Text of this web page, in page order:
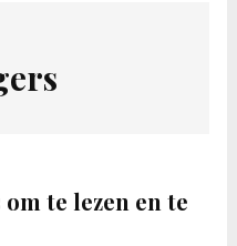
te lezen en te